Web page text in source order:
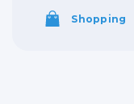
Shopping